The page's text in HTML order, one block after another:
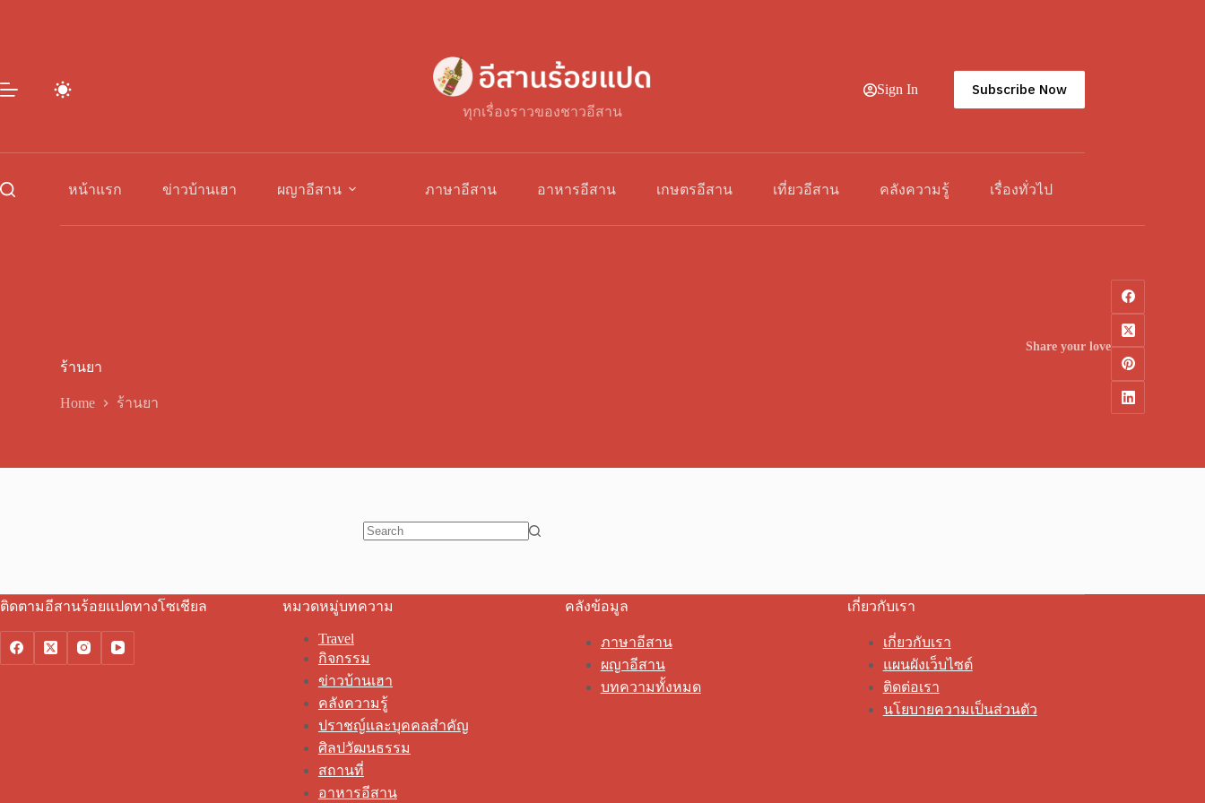
ทุกเรื่องราวของชาวอีสาน
Sign In Subscribe Now
หน้าแรก ข่าวบ้านเฮา ผญาอีสาน ภาษาอีสาน อาหารอีสาน เกษตรอีสาน เที่ยวอีสาน คลังความรู้ เรื่องทั่วไป
ร้านยา
Home ร้านยา
Share your love
ติดตามอีสานร้อยแปดทางโซเชียล หมวดหมู่บทความ
Travel
กิจกรรม
ข่าวบ้านเฮา
คลังความรู้
ปราชญ์และบุคคลสำคัญ
ศิลปวัฒนธรรม
สถานที่
อาหารอีสาน
คลังข้อมูล
ภาษาอีสาน
ผญาอีสาน
บทความทั้งหมด
เกี่ยวกับเรา
เกี่ยวกับเรา
แผนผังเว็บไซต์
ติดต่อเรา
นโยบายความเป็นส่วนตัว